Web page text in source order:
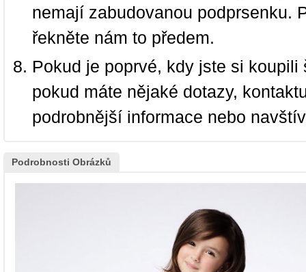
nemají zabudovanou podprsenku.
řekněte nám to předem.
Pokud je poprvé, kdy jste si
pokud máte nějaké dotazy,
podrobnější informace nebo
Podrobnosti Obrázků